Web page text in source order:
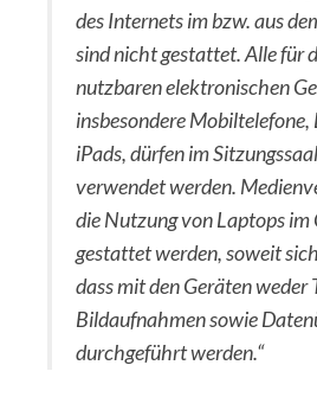
des Internets im bzw. aus
sind nicht gestattet. Alle für
nutzbaren elektronischen
insbesondere Mobiltelefone,
iPads, dürfen im
verwendet werden.
die Nutzung von Laptops
gestattet werden, soweit
dass mit den Geräten weder
Bildaufnahmen sowie
durchgeführt werden.“